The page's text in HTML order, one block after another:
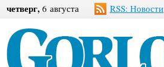
четверг, 6 августа RSS: Новости